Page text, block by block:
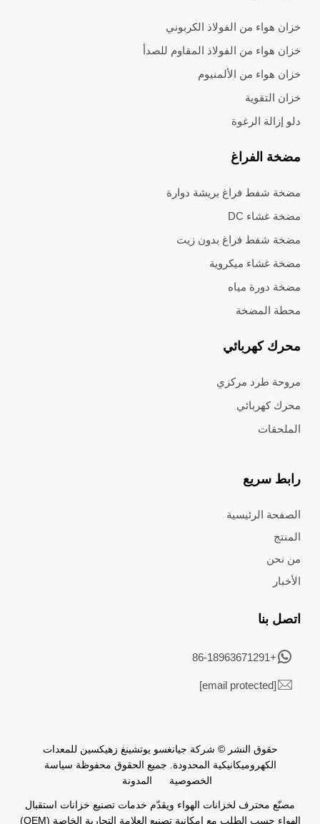
خزان هواء من الفولاذ الكربوني
خزان هواء من الفولاذ المقاوم للصدأ
خزان هواء من الألمنيوم
خزان التقوية
دلو إزالة الرغوة
مضخة الفراغ
مضخة شفط فراغ بريشة دوارة
مضخة غشاء DC
مضخة شفط فراغ بدون زيت
مضخة غشاء ميكروية
مضخة دورة مياه
محطة المضخة
محرك كهربائي
مروحة طرد مركزي
محرك كهربائي
الملحقات
رابط سريع
الصفحة الرئيسية
المنتج
من نحن
الأخبار
اتصل بنا
+86-18963671291
[email protected]
حقوق النشر © شركة جيانغسو يوتشينغ زهيكسين للمعدات
الكهروميكانيكية المحدودة. جميع الحقوق محفوظة سياسة
الخصوصية
المدونة
مصنّع محترف لخزانات الهواء ويقدّم خدمات تصنيع خزانات استقبال
الهواء حسب الطلب مع إمكانية تصنيع العلامة التجارية الخاصة (OEM)